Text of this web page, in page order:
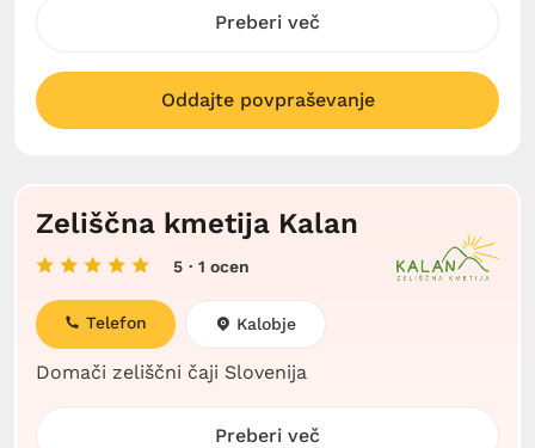
Preberi več
Oddajte povpraševanje
Zeliščna kmetija Kalan
5 · 1 ocen
Domači zeliščni čaji Slovenija
Telefon Kalobje
Preberi več